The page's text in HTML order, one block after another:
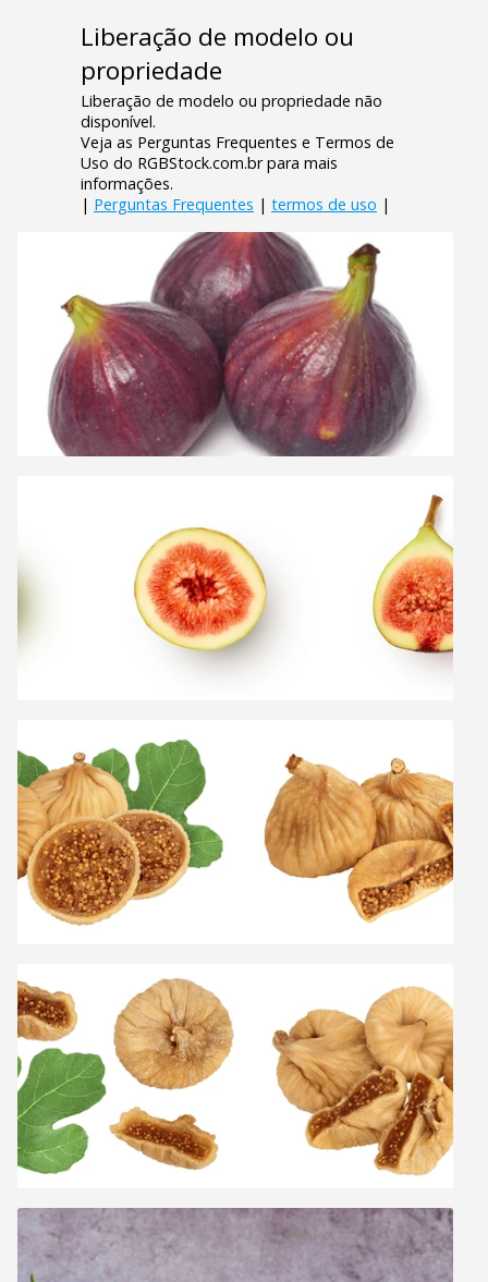
Liberação de modelo ou
propriedade
Liberação de modelo ou propriedade não
disponível.
Veja as Perguntas Frequentes e Termos de
Uso do RGBStock.com.br para mais
informações.
| Perguntas Frequentes | termos de uso |